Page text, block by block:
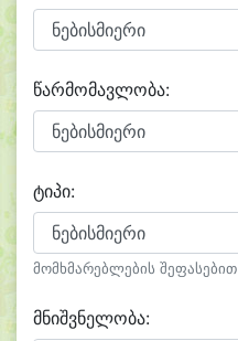
წარმომავლობა:
ტიპი:
მომხმარებლების შეფასებით
მნიშვნელობა: